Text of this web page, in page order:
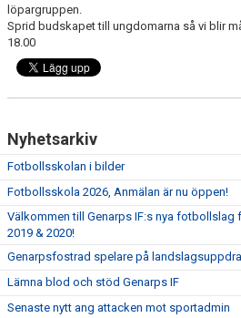
löpargruppen.
Sprid budskapet till ungdomarna så vi blir
18.00
Nyhetsarkiv
Fotbollsskolan i bilder
Fotbollsskola 2026, Anmälan är nu öppen!
Välkommen till Genarps IF:s nya fotbollslag
2019 & 2020!
Genarpsfostrad spelare på
Lämna blod och stöd Genarps IF
Senaste nytt ang attacken mot sportadmin